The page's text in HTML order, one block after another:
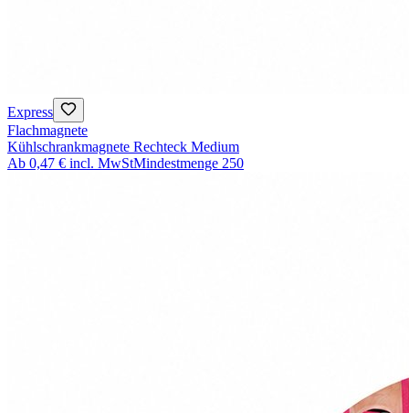
Express
Flachmagnete
Kühlschrankmagnete Rechteck Medium
Ab 0,47 € incl. MwStMindestmenge 250